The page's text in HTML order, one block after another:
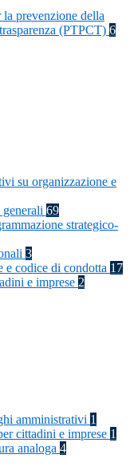
prevenzione della
(PTPCT) 6
su organizzazione e
69
strategico-
3
e codice di condotta 17
e imprese 2
amministrativi 1
cittadini e imprese 1
analoga 4